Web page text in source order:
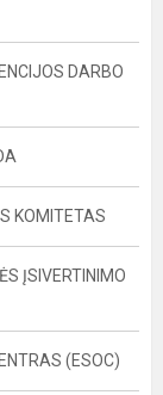
DARBO
KOMITETAS
ĮSIVERTINIMO
(ESOC)